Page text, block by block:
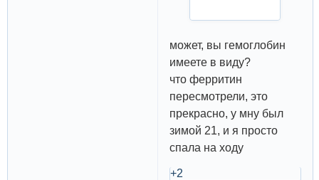
может, вы гемоглобин
имеете в виду?
что ферритин
пересмотрели, это
прекрасно, у мну был
зимой 21, и я просто
спала на ходу
+2